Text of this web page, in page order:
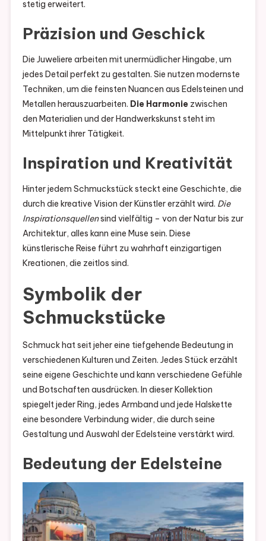
stetig erweitert.
Präzision und Geschick
Die Juweliere arbeiten mit unermüdlicher Hingabe, um
jedes Detail perfekt zu gestalten. Sie nutzen modernste
Techniken, um die feinsten Nuancen aus Edelsteinen und
Metallen herauszuarbeiten. Die Harmoniezwischen
den Materialien und der Handwerkskunst steht im
Mittelpunkt ihrer Tätigkeit.
Inspiration und Kreativität
Hinter jedem Schmuckstück steckt eine Geschichte, die
durch die kreative Vision der Künstler erzählt wird. Die
Inspirationsquellensind vielfältig – von der Natur bis zur
Architektur, alles kann eine Muse sein. Diese
künstlerische Reise führt zu wahrhaft einzigartigen
Kreationen, die zeitlos sind.
Symbolik der
Schmuckstücke
Schmuck hat seit jeher eine tiefgehende Bedeutung in
verschiedenen Kulturen und Zeiten. Jedes Stück erzählt
seine eigene Geschichte und kann verschiedene Gefühle
und Botschaften ausdrücken. In dieser Kollektion
spiegelt jeder Ring, jedes Armband und jede Halskette
eine besondere Verbindung wider, die durch seine
Gestaltung und Auswahl der Edelsteine verstärkt wird.
Bedeutung der Edelsteine